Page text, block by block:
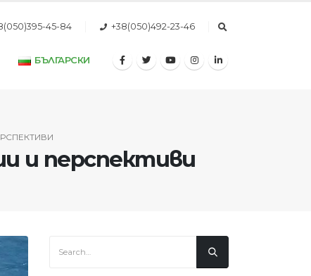
45-84 +38(050)492-23-46
БЪЛГАРСКИ
и перспективи